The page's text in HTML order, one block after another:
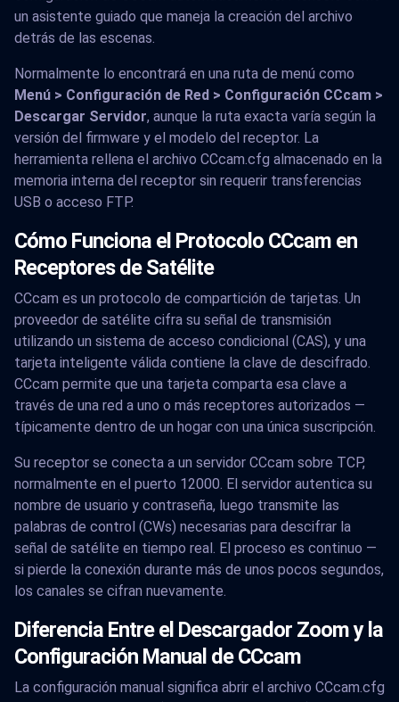
un asistente guiado que maneja la creación del archivo
detrás de las escenas.
Normalmente lo encontrará en una ruta de menú como
Menú > Configuración de Red > Configuración CCcam >
Descargar Servidor, aunque la ruta exacta varía según la
versión del firmware y el modelo del receptor. La
herramienta rellena el archivo CCcam.cfg almacenado en la
memoria interna del receptor sin requerir transferencias
USB o acceso FTP.
Cómo Funciona el Protocolo CCcam en
Receptores de Satélite
CCcam es un protocolo de compartición de tarjetas. Un
proveedor de satélite cifra su señal de transmisión
utilizando un sistema de acceso condicional (CAS), y una
tarjeta inteligente válida contiene la clave de descifrado.
CCcam permite que una tarjeta comparta esa clave a
través de una red a uno o más receptores autorizados —
típicamente dentro de un hogar con una única suscripción.
Su receptor se conecta a un servidor CCcam sobre TCP,
normalmente en el puerto 12000. El servidor autentica su
nombre de usuario y contraseña, luego transmite las
palabras de control (CWs) necesarias para descifrar la
señal de satélite en tiempo real. El proceso es continuo —
si pierde la conexión durante más de unos pocos segundos,
los canales se cifran nuevamente.
Diferencia Entre el Descargador Zoom y la
Configuración Manual de CCcam
La configuración manual significa abrir el archivo CCcam.cfg